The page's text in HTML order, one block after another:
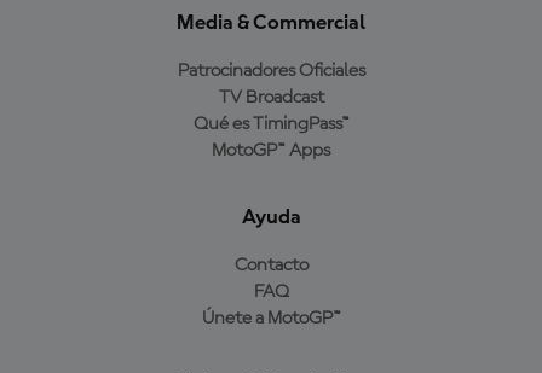
Media & Commercial
Patrocinadores Oficiales
TV Broadcast
Qué es TimingPass™
MotoGP™ Apps
Ayuda
Contacto
FAQ
Únete a MotoGP™